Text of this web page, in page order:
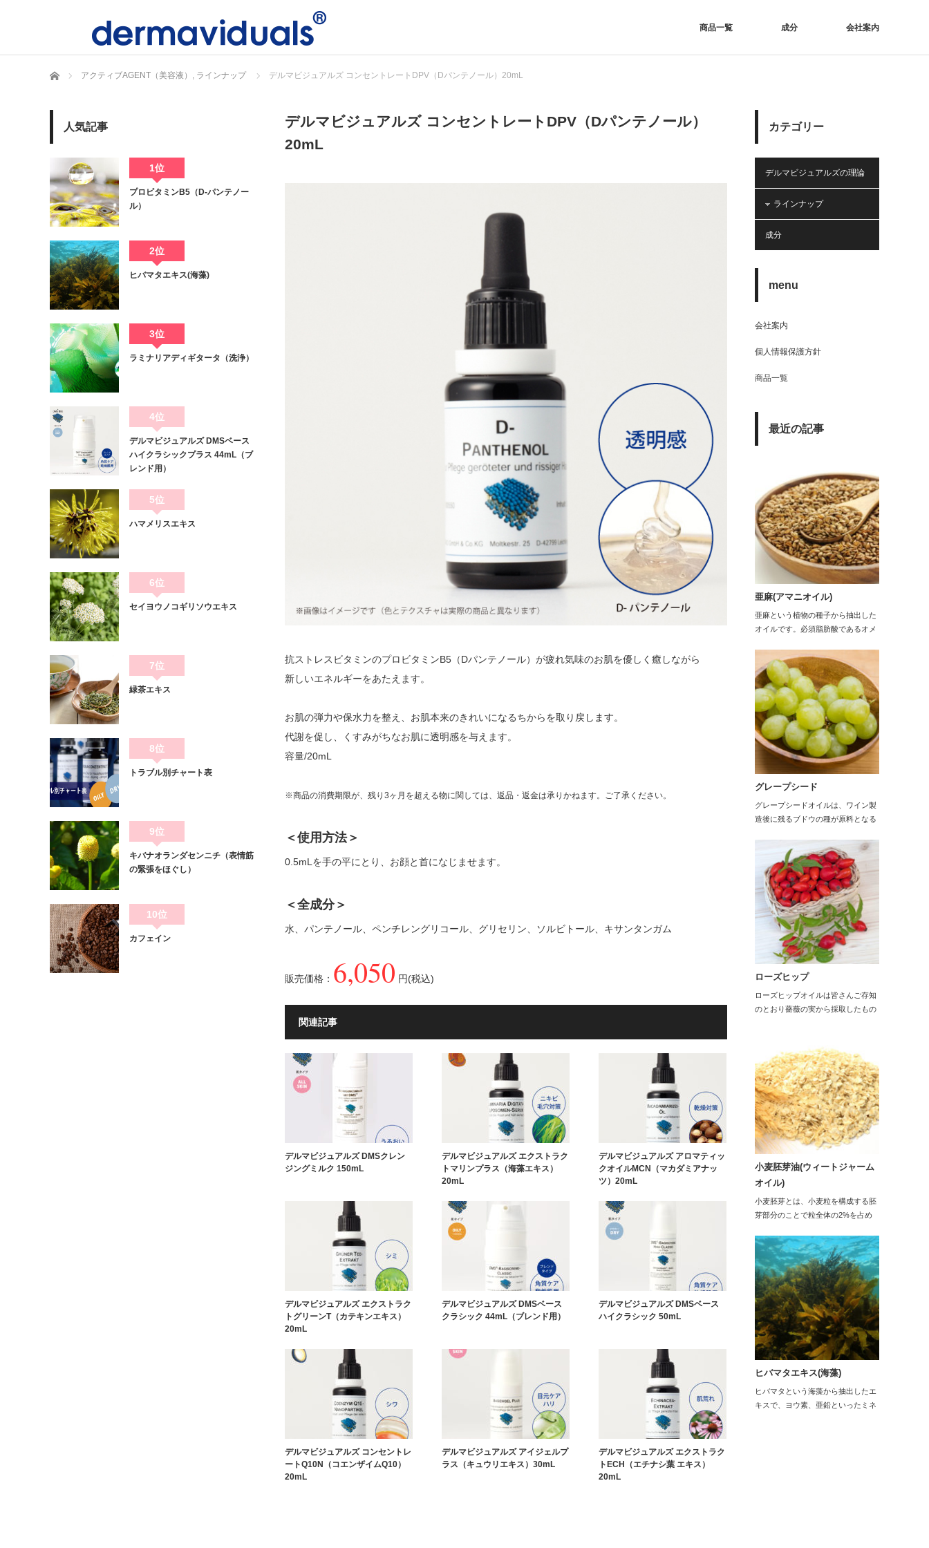
商品一覧 成分 会社案内
ホーム アクティブAGENT（美容液） , ラインナップ デルマビジュアルズ コンセントレートDPV（Dパンテノール）20mL
デルマビジュアルズ コンセントレートDPV（Dパンテノール）
20mL
抗ストレスビタミンのプロビタミンB5（Dパンテノール）が疲れ気味のお肌を優しく癒しながら
新しいエネルギーをあたえます。
お肌の弾力や保水力を整え、お肌本来のきれいになるちからを取り戻します。
代謝を促し、くすみがちなお肌に透明感を与えます。
容量/20mL
※商品の消費期限が、残り3ヶ月を超える物に関しては、返品・返金は承りかねます。ご了承ください。
＜使用方法＞
0.5mLを手の平にとり、お顔と首になじませます。
＜全成分＞
水、パンテノール、ペンチレングリコール、グリセリン、ソルビトール、キサンタンガム
販売価格： 6,050 円(税込)
関連記事
デルマビジュアルズ DMSクレン
ジングミルク 150mL
デルマビジュアルズ エクストラク
トマリンプラス（海藻エキス）
20mL
デルマビジュアルズ アロマティッ
クオイルMCN（マカダミアナッ
ツ）20mL
デルマビジュアルズ エクストラク
トグリーンT（カテキンエキス）
20mL
デルマビジュアルズ DMSベース
クラシック 44mL（ブレンド用）
デルマビジュアルズ DMSベース
ハイクラシック 50mL
デルマビジュアルズ コンセントレ
ートQ10N（コエンザイムQ10）
20mL
デルマビジュアルズ アイジェルプ
ラス（キュウリエキス）30mL
デルマビジュアルズ エクストラク
トECH（エチナシ葉 エキス）
20mL
人気記事
1位
プロビタミンB5（D-パンテノー
ル）
2位
ヒバマタエキス(海藻)
3位
ラミナリアディギタータ（洗浄）
4位
デルマビジュアルズ DMSベース
ハイクラシックプラス 44mL（ブ
レンド用）
5位
ハマメリスエキス
6位
セイヨウノコギリソウエキス
7位
緑茶エキス
8位
トラブル別チャート表
9位
キバナオランダセンニチ（表情筋
の緊張をほぐし）
10位
カフェイン
カテゴリー
デルマビジュアルズの理論
ラインナップ
成分
menu
会社案内
個人情報保護方針
商品一覧
最近の記事
亜麻(アマニオイル)
亜麻という植物の種子から抽出した
オイルです。必須脂肪酸であるオメ
グレープシード
グレープシードオイルは、ワイン製
造後に残るブドウの種が原料となる
ローズヒップ
ローズヒップオイルは皆さんご存知
のとおり薔薇の実から採取したもの
小麦胚芽油(ウィートジャーム
オイル)
小麦胚芽とは、小麦粒を構成する胚
芽部分のことで粒全体の2%を占め
ヒバマタエキス(海藻)
ヒバマタという海藻から抽出したエ
キスで、ヨウ素、亜鉛といったミネ